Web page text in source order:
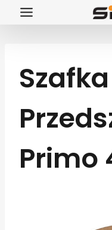
Przejdź
Szafka
Primo